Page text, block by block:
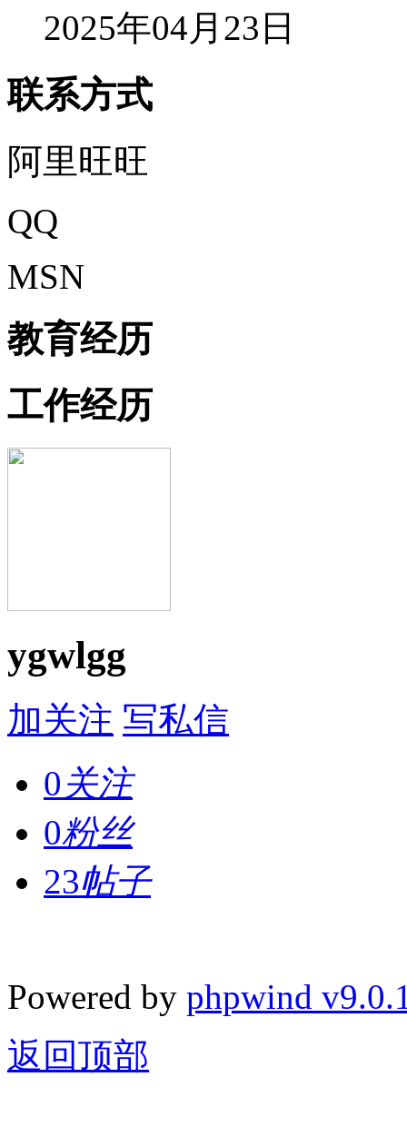
2025年04月23日
联系方式
阿里旺旺
QQ
MSN
教育经历
工作经历
ygwlgg
加关注 写私信
0关注
0粉丝
23帖子
Powered by phpwind
返回顶部